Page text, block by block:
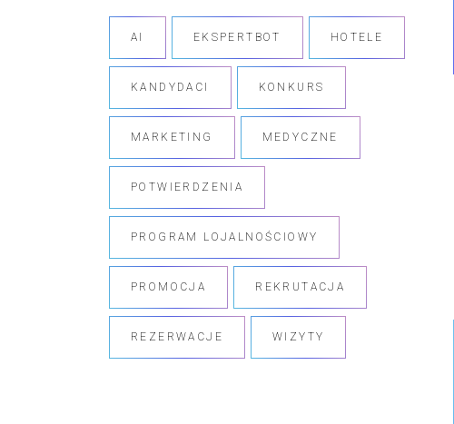
AI EKSPERTBOT HOTELE
KANDYDACI KONKURS
MARKETING MEDYCZNE
POTWIERDZENIA
PROGRAM LOJALNOŚCIOWY
PROMOCJA REKRUTACJA
REZERWACJE WIZYTY